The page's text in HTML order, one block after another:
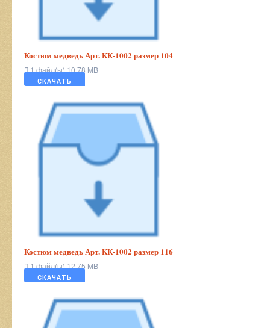
Костюм медведь Арт. КК-1002 размер 104
1 файл(ы)10.78 MB
СКАЧАТЬ
Костюм медведь Арт. КК-1002 размер 116
1 файл(ы)12.75 MB
СКАЧАТЬ